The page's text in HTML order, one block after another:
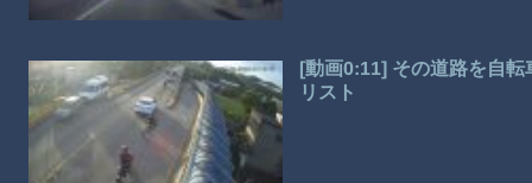
[動画0:11] その道路を自
リスト